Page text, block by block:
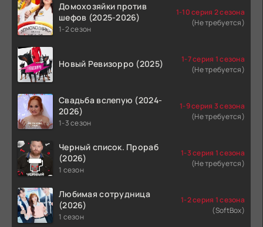
Домохозяйки против
шефов (2025-2026)
1-2 сезон
1-10 серия 2 сезона
(Не требуется)
Новый Ревизорро (2025)
1-7 серия 1 сезона
(Не требуется)
Свадьба вслепую (2024-
2026)
1-3 сезон
1-9 серия 3 сезона
(Не требуется)
Черный список. Прораб
(2026)
1 сезон
1-3 серия 1 сезона
(Не требуется)
Любимая сотрудница
(2026)
1 сезон
1-2 серия 1 сезона
(SoftBox)